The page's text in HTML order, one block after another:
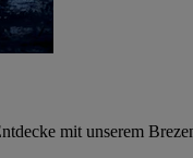
mit unserem